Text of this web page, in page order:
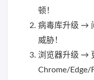
顿！
病毒库升级 →
威胁！
浏览器升级 →
Chrome/Edge/